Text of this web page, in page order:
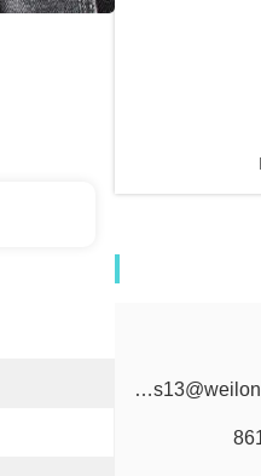
sales13@weilongjeans.com.cn